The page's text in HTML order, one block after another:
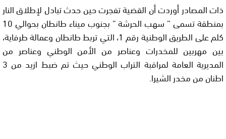
ذات المصادر أوردت أن القضية تفجرت حين حدث تبادل لإطلاق النار
بمنطقة تسمى ” سهب الحرشة ” بجنوب ميناء طانطان بحوالي 10
كلم على الطريق الوطنية رقم 1، التي تربط طانطان وعمالة طرفاية،
بين مهربين للمخدرات وعناصر من الأمن الوطني وعناصر من
المديرية العامة لمراقبة التراب الوطني حيث تم ضبط ازيد من 3
اطنان من مخدر الشيرا.